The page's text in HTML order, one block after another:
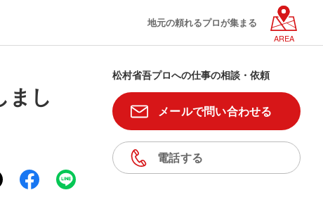
地元の頼れるプロが集まる
AREA
まし
松村省吾プロへの仕事の相談・依頼
メールで問い合わせる
電話する